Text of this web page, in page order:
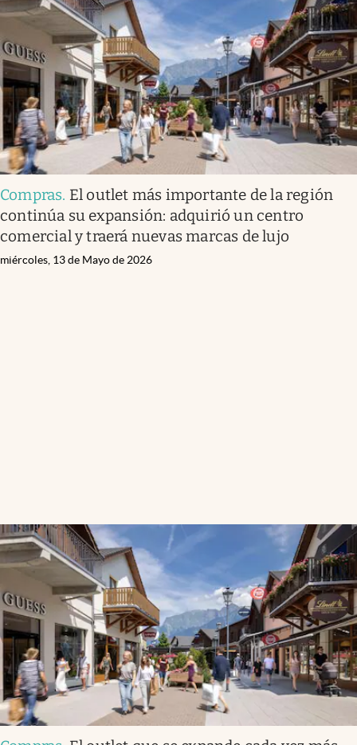
Compras. El outlet más importante de la región
continúa su expansión: adquirió un centro
comercial y traerá nuevas marcas de lujo
miércoles, 13 de Mayo de 2026